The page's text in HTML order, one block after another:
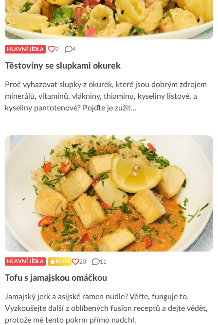
HLAVNÍ JÍDLA 2 4
Těstoviny se slupkami okurek
Proč vyhazovat slupky z okurek, které jsou dobrým zdrojem
minerálů, vitamínů, vlákniny, thiaminu, kyseliny listové, a
kyseliny pantotenové? Pojďte je zužit...
HLAVNÍ JÍDLA KLUB 20 11
Tofu s jamajskou omáčkou
Jamajský jerk a asijské ramen nudle? Věřte, funguje to.
Vyzkoušejte další z oblíbených fusion receptů a dejte vědět,
protože mě tento pokrm přímo nadchl.